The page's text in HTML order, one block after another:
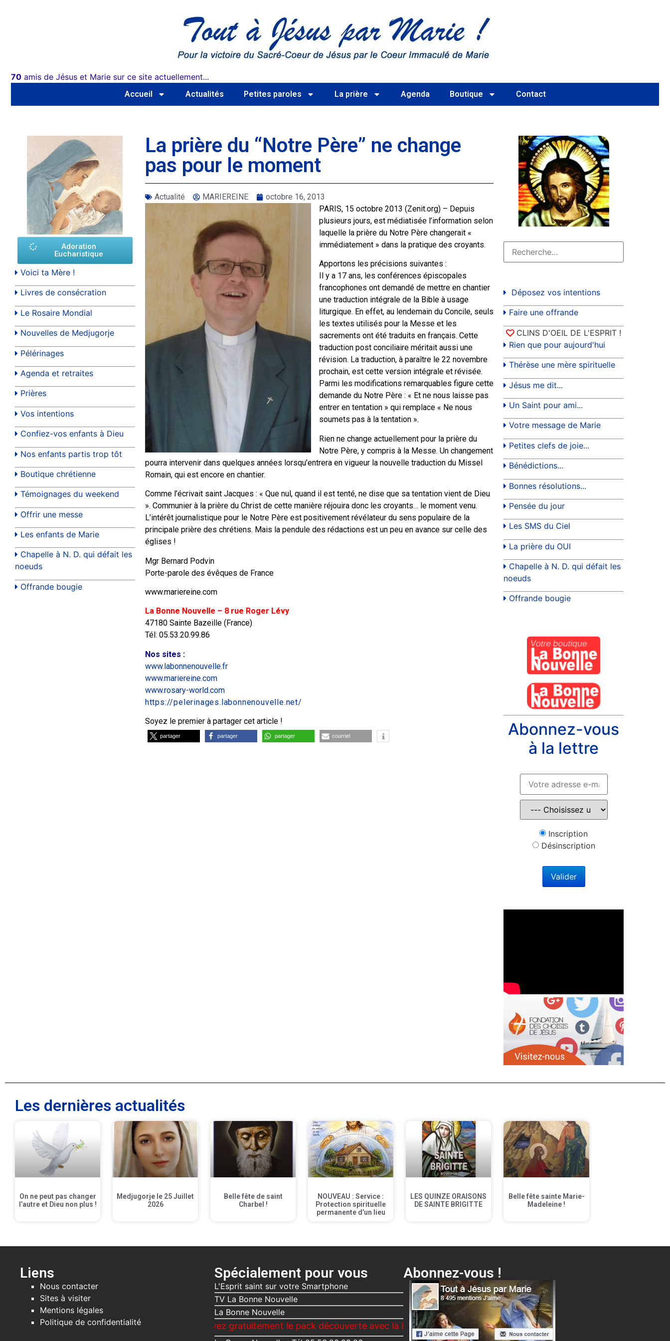
70 amis de Jésus et Marie sur ce site actuellement...
Accueil Actualités Petites paroles La prière Agenda Boutique Contact
Adoration
Eucharistique
Voici ta Mère !
Livres de consécration
Le Rosaire Mondial
Nouvelles de Medjugorje
Pélérinages
Agenda et retraites
Prières
Vos intentions
Confiez-vos enfants à Dieu
Nos enfants partis trop tôt
Boutique chrétienne
Témoignages du weekend
Offrir une messe
Les enfants de Marie
Chapelle à N. D. qui défait les
noeuds
Offrande bougie
La prière du “Notre Père” ne change
pas pour le moment
Actualité MARIEREINE
octobre 16, 2013
PARIS, 15 octobre 2013 (Zenit.org) – Depuis
plusieurs jours, est médiatisée l’information selon
laquelle la prière du Notre Père changerait «
immédiatement » dans la pratique des croyants.
Apportons les précisions suivantes :
Il y a 17 ans, les conférences épiscopales
francophones ont demandé de mettre en chantier
une traduction intégrale de la Bible à usage
liturgique. En effet, au lendemain du Concile, seuls
les textes utilisés pour la Messe et les
sacrements ont été traduits en français. Cette
traduction post conciliaire méritait aussi une
révision. La traduction, à paraître le 22 novembre
prochain, est cette version intégrale et révisée.
Parmi les modifications remarquables figure cette
demande du Notre Père : « Et ne nous laisse pas
entrer en tentation » qui remplace « Ne nous
soumets pas à la tentation ».
Rien ne change actuellement pour la prière du
Notre Père, y compris à la Messe. Un changement
pourra intervenir dans quelques années lorsqu’entrera en vigueur la nouvelle traduction du Missel
Romain, qui est encore en chantier.
Comme l’écrivait saint Jacques : « Que nul, quand il est tenté, ne dise que sa tentation vient de Dieu
». Communier à la prière du Christ de cette manière réjouira donc les croyants… le moment venu.
L’intérêt journalistique pour le Notre Père est positivement révélateur du sens populaire de la
principale prière des chrétiens. Mais la pendule des rédactions est un peu en avance sur celle des
églises !
Mgr Bernard Podvin
Porte-parole des évêques de France
www.mariereine.com
La Bonne Nouvelle – 8 rue Roger Lévy
47180 Sainte Bazeille (France)
Tél: 05.53.20.99.86
Nos sites :
www.labonnenouvelle.fr
www.mariereine.com
www.rosary-world.com
https://pelerinages.labonnenouvelle.net/
Soyez le premier à partager cet article !
partager partager partager courriel
Déposez vos intentions
Faire une offrande
CLINS D'OEIL DE L'ESPRIT !
Rien que pour aujourd'hui
Thérèse une mère spirituelle
Jésus me dit...
Un Saint pour ami...
Votre message de Marie
Petites clefs de joie...
Bénédictions...
Bonnes résolutions...
Pensée du jour
Les SMS du Ciel
La prière du OUI
Chapelle à N. D. qui défait les
noeuds
Offrande bougie
Abonnez-vous
à la lettre
Inscription
Désinscription
Les dernières actualités
On ne peut pas changer
l’autre et Dieu non plus !
Medjugorje le 25 Juillet
2026
Belle fête de saint
Charbel !
NOUVEAU : Service :
Protection spirituelle
permanente d’un lieu
LES QUINZE ORAISONS
DE SAINTE BRIGITTE
Belle fête sainte Marie-
Madeleine !
Liens
Nous contacter
Sites à visiter
Mentions légales
Politique de confidentialité
Spécialement pour vous
L'Esprit saint sur votre Smartphone
TV La Bonne Nouvelle
La Bonne Nouvelle
Recevez gratuitement le pack découverte avec la Bonne Nouvelle, Le Voici ta Mère + différentes surprises…
Abonnez-vous !